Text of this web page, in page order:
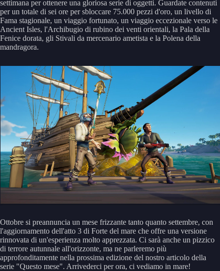
settimana per ottenere una gloriosa serie di oggetti. Guardate contenuti
per un totale di sei ore per sbloccare 75.000 pezzi d'oro, un livello di
Fama stagionale, un viaggio fortunato, un viaggio eccezionale verso le
Ancient Isles, l'Archibugio di rubino dei venti orientali, la Pala della
Fenice dorata, gli Stivali da mercenario ametista e la Polena della
mandragora.
Ottobre si preannuncia un mese frizzante tanto quanto settembre, con
l'aggiornamento dell'atto 3 di Forte del mare che offre una versione
rinnovata di un'esperienza molto apprezzata. Ci sarà anche un pizzico
di terrore autunnale all'orizzonte, ma ne parleremo più
approfonditamente nella prossima edizione del nostro articolo della
serie "Questo mese". Arrivederci per ora, ci vediamo in mare!